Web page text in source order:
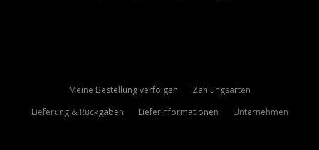
Meine Bestellung verfolgen
Zahlungsarten
Lieferung & Rückgaben
Lieferinformationen Unternehmen